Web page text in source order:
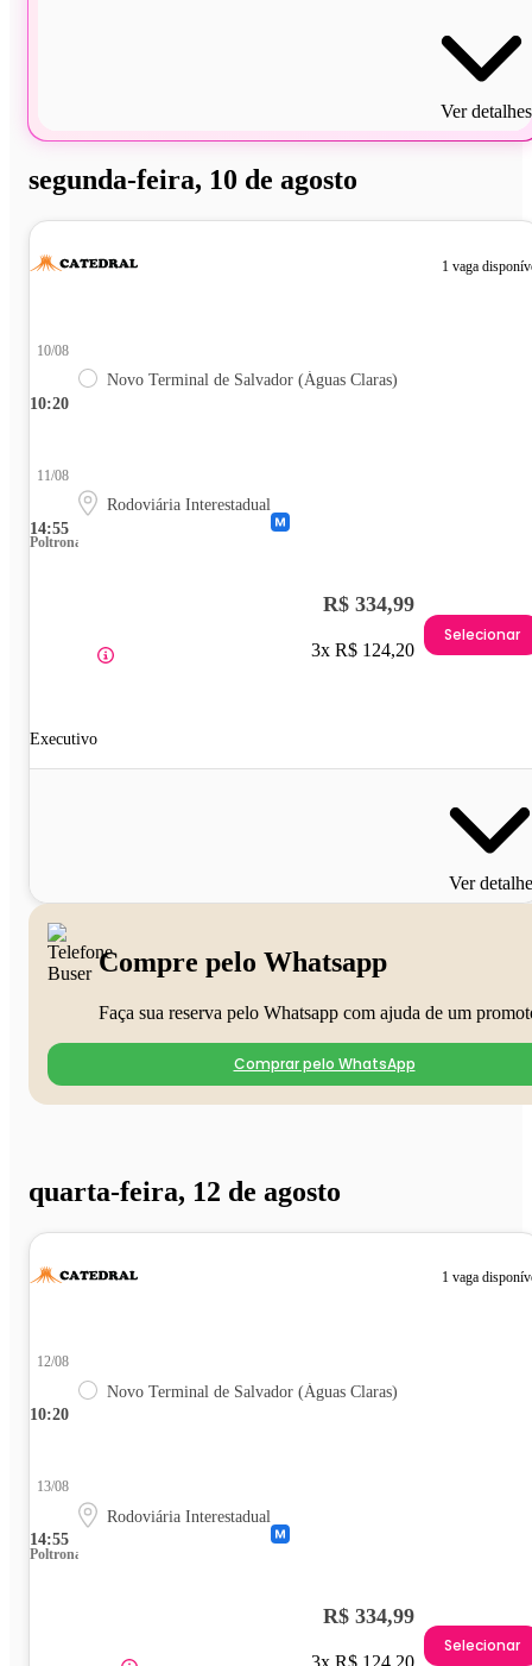
Ver detalhes
segunda-feira, 10 de agosto
1 vaga
10:20
10/08
Novo Terminal de Salvador (Águas Claras)
14:55
11/08
Rodoviária Interestadual
Poltrona
Executivo
R$ 334,99
3x R$ 124,20
Selecionar
Ver
Compre pelo Whatsapp
Faça sua reserva pelo Whatsapp com ajuda de um
Comprar pelo WhatsApp
quarta-feira, 12 de agosto
1 vaga
10:20
12/08
Novo Terminal de Salvador (Águas Claras)
14:55
13/08
Rodoviária Interestadual
Poltrona
R$ 334,99
3x R$ 124,20
Selecionar